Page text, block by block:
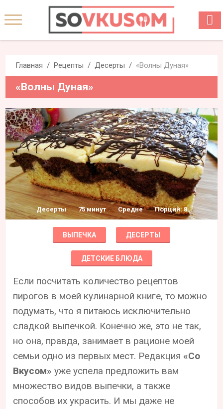
Главная Рецепты Десерты «Волны Дуная»
«Волны Дуная»
Десерты 75 минут Средне Порций: 8
ВЫПЕЧКА ДЕСЕРТЫ
ДЕТСКИЕ БЛЮДА
Если посчитать количество рецептов
пирогов в моей кулинарной книге, то можно
подумать, что я питаюсь исключительно
сладкой выпечкой. Конечно же, это не так,
но она, правда, занимает в рационе моей
семьи одно из первых мест. Редакция «Со
Вкусом» уже успела предложить вам
множество видов выпечки, а также
способов их украсить. И мы даже не